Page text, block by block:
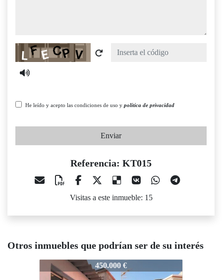
Captcha
He leído y acepto las condiciones de uso y política de privacidad
Enviar
Referencia: KT015
Visitas a este inmueble: 15
Otros inmuebles que podrían ser de su interés
450.000 €
KT015 650.000 €